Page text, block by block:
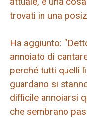
trovati in una
Ha aggiunto:
annoiato di
perché tutti quelli
guardano si
difficile annoiarsi
che sembrano